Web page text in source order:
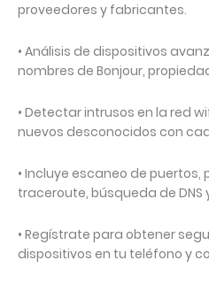
proveedores y fabricantes.
• Análisis de dispositivos
nombres de Bonjour,
• Detectar intrusos en la red
nuevos desconocidos con
• Incluye escaneo de puertos,
traceroute, búsqueda de DNS
• Regístrate para obtener
dispositivos en tu teléfono y